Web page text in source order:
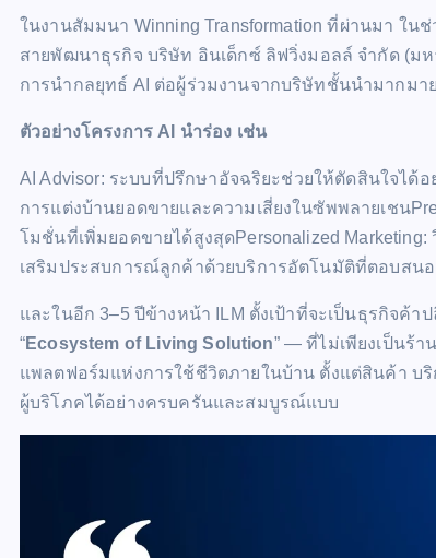
ในงานสัมมนา Winning Transformation ที่ผ่านมา ใ
สายพัฒนาธุรกิจ บริษัท อินเด็กซ์ ลิฟวิ่งมอลล์ จำกัด (มห
การนำกลยุทธ์ AI ต่อผู้ร่วมงานจากบริษัทชั้นนำมากมาย
ตัวอย่างโครงการ AI นำร่อง เช่น
AI Advisor: ระบบที่ปรึกษาอัจฉริยะช่วยให้ตัดสินใจได้
การแต่งบ้านยอดขายและความเสี่ยงในซัพพลายเชน
โมชั่นที่เพิ่มยอดขายได้สูงสุดPersonalized
เสริมประสบการณ์ลูกค้าด้วยบริการอัตโนมัติที่ตอบสนอ
และในอีก 3–5 ปีข้างหน้า ILM ตั้งเป้าที่จะเป็นธุรกิจค้
“Ecosystem of Living Solution” — ที่ไม่เพียงเป็นร้
แพลตฟอร์มแห่งการใช้ชีวิตภายในบ้าน ตั้งแต่สินค้า บ
ผู้บริโภคได้อย่างครบครันและสมบูรณ์แบบ